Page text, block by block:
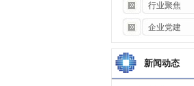
行业聚焦
企业党建
新闻动态